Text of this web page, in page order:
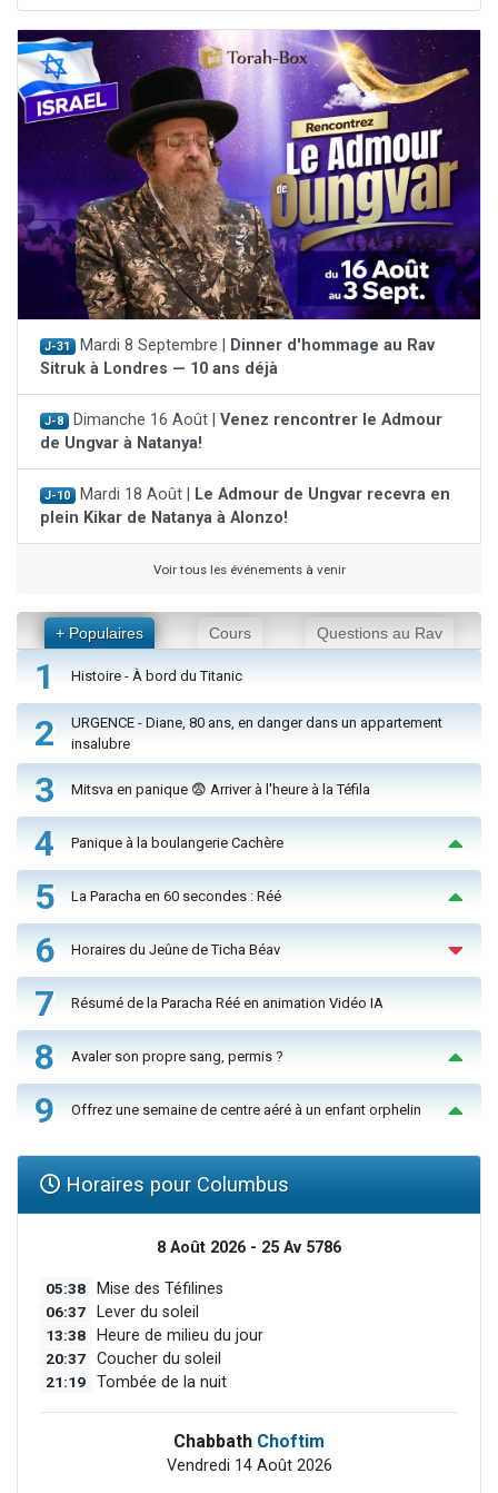
J-31 Mardi 8 Septembre |
Dinner d'hommage au Rav
Sitruk à Londres — 10 ans déjà
J-8 Dimanche 16 Août | Venez rencontrer le Admour
de Ungvar à Natanya!
J-10 Mardi 18 Août |
Le Admour de Ungvar recevra en
plein Kikar de Natanya à Alonzo!
Voir tous les événements à venir
+ Populaires Cours Questions au Rav
1 Histoire - À bord du Titanic
2
URGENCE - Diane, 80 ans, en danger dans un appartement
insalubre
3 Mitsva en panique 😨 Arriver à l'heure à la Téfila
4 Panique à la boulangerie Cachère
5 La Paracha en 60 secondes : Réé
6 Horaires du Jeûne de Ticha Béav
7 Résumé de la Paracha Réé en animation Vidéo IA
8 Avaler son propre sang, permis ?
9 Offrez une semaine de centre aéré à un enfant orphelin
Horaires pour Columbus
8 Août 2026 - 25 Av 5786
05:38 Mise des Téfilines
06:37 Lever du soleil
13:38 Heure de milieu du jour
20:37 Coucher du soleil
21:19 Tombée de la nuit
Chabbath Choftim
Vendredi 14 Août 2026